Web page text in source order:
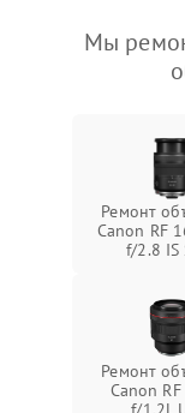
Мы
Ремонт
Canon RF
f/2.8 IS
Ремонт
Canon